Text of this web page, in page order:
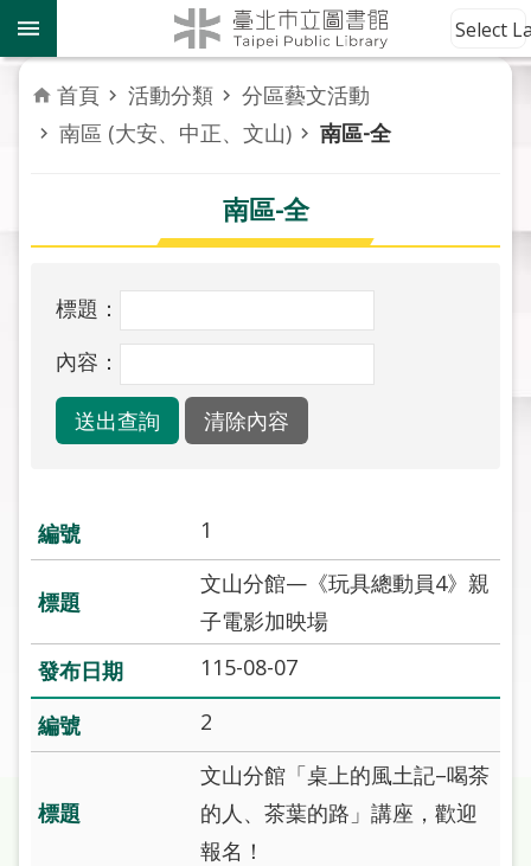
跳到主要內容區塊
到
館
資
訊
務
活
報
導
圖
線
申
請
常
問
答
Select
首頁 活動分類
分區藝文活動
南區 (大安、中正、文山)
南區-全
南區-全
標題：
內容：
1
文山分館—《玩具總動員4》親
子電影加映場
115-08-07
2
文山分館「桌上的風土記–喝茶
的人、茶葉的路」講座，歡迎
報名！